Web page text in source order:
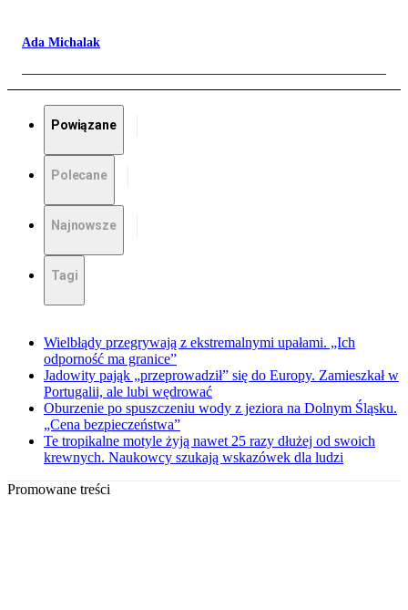
Ada Michalak
Powiązane
Polecane
Najnowsze
Tagi
Wielbłądy przegrywają z ekstremalnymi upałami. „Ich
odporność ma granice”
Jadowity pająk „przeprowadził” się do Europy. Zamieszkał w
Portugalii, ale lubi wędrować
Oburzenie po spuszczeniu wody z jeziora na Dolnym Śląsku.
„Cena bezpieczeństwa”
Te tropikalne motyle żyją nawet 25 razy dłużej od swoich
krewnych. Naukowcy szukają wskazówek dla ludzi
Promowane treści